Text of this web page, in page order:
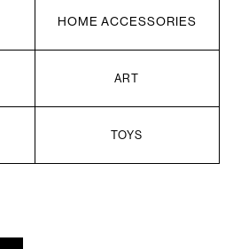
HOME ACCESSORIES
ART
TOYS